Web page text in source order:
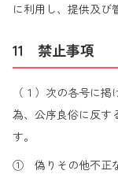
に利用し、提供及び
11 禁止事項
（１）次の各号に
為、公序良俗に反す
す。
① 偽りその他不正